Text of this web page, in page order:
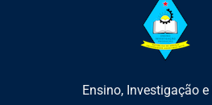
Ensino, Investigação